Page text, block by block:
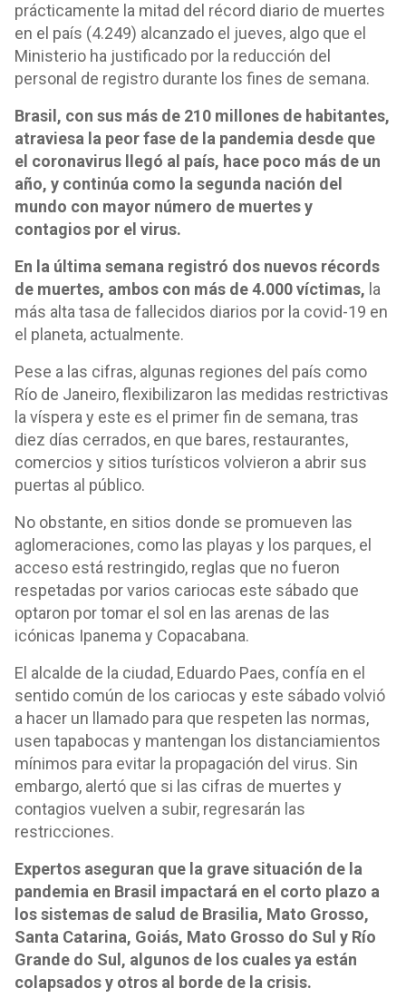
prácticamente la mitad del récord diario de muertes
en el país (4.249) alcanzado el jueves, algo que el
Ministerio ha justificado por la reducción del
personal de registro durante los fines de semana.
Brasil, con sus más de 210 millones de habitantes,
atraviesa la peor fase de la pandemia desde que
el coronavirus llegó al país, hace poco más de un
año, y continúa como la segunda nación del
mundo con mayor número de muertes y
contagios por el virus.
En la última semana registró dos nuevos récords
de muertes, ambos con más de 4.000 víctimas, la
más alta tasa de fallecidos diarios por la covid-19 en
el planeta, actualmente.
Pese a las cifras, algunas regiones del país como
Río de Janeiro, flexibilizaron las medidas restrictivas
la víspera y este es el primer fin de semana, tras
diez días cerrados, en que bares, restaurantes,
comercios y sitios turísticos volvieron a abrir sus
puertas al público.
No obstante, en sitios donde se promueven las
aglomeraciones, como las playas y los parques, el
acceso está restringido, reglas que no fueron
respetadas por varios cariocas este sábado que
optaron por tomar el sol en las arenas de las
icónicas Ipanema y Copacabana.
El alcalde de la ciudad, Eduardo Paes, confía en el
sentido común de los cariocas y este sábado volvió
a hacer un llamado para que respeten las normas,
usen tapabocas y mantengan los distanciamientos
mínimos para evitar la propagación del virus. Sin
embargo, alertó que si las cifras de muertes y
contagios vuelven a subir, regresarán las
restricciones.
Expertos aseguran que la grave situación de la
pandemia en Brasil impactará en el corto plazo a
los sistemas de salud de Brasilia, Mato Grosso,
Santa Catarina, Goiás, Mato Grosso do Sul y Río
Grande do Sul, algunos de los cuales ya están
colapsados y otros al borde de la crisis.